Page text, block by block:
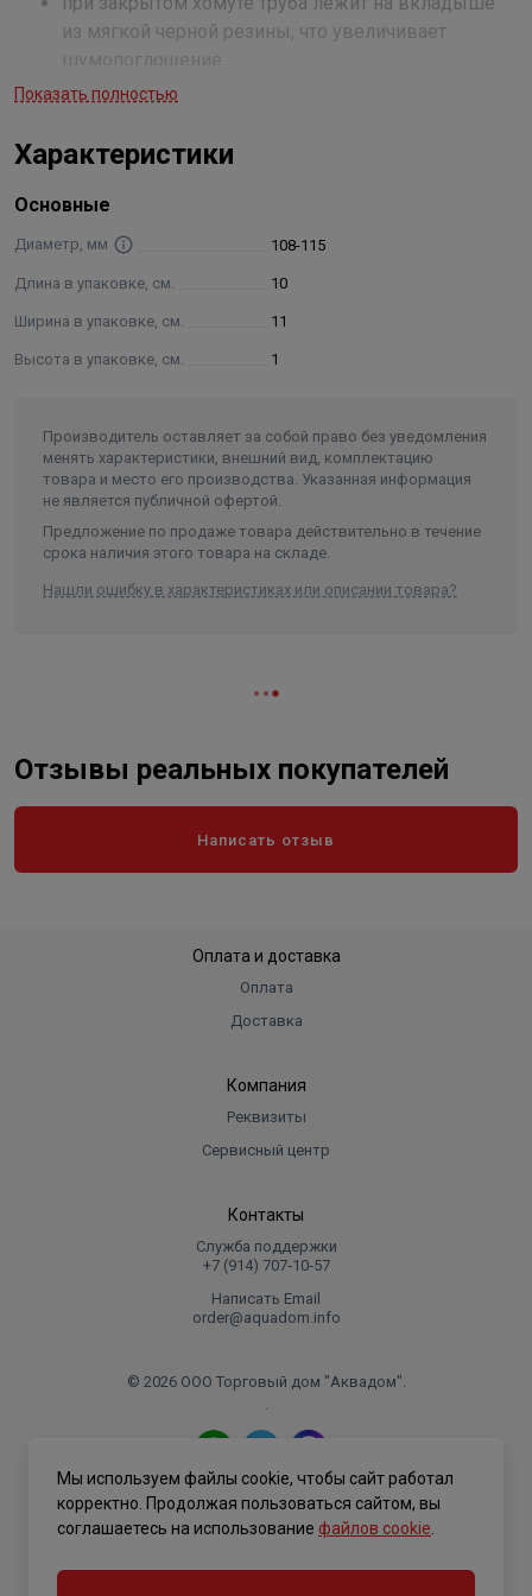
из мягкой черной резины, что увеличивает
шумопоглощение
материал: сталь
UltraProtect® 1000
подходит для монтажа внутри и снаружи зданий
мин. 1 000 часов в испытании соляным туманом
(макс. 5% красной ржавчины) согласно ISO 9227
термостойкость: -30 °C до +120 °C
шумопоглощающий вкладыш согласно DIN 4109
шумопоглощение согласно ISO 3822-1 до 23 дБ(А)
Показать полностью
Характеристики
Основные
Диаметр, мм 108-115
Длина в упаковке, см. 10
Ширина в упаковке, см. 11
Высота в упаковке, см. 1
Производитель оставляет за собой право без уведомления
менять характеристики, внешний вид, комплектацию
товара и место его производства. Указанная информация
не является публичной офертой.
Предложение по продаже товара действительно в течение
срока наличия этого товара на складе.
Нашли ошибку в характеристиках или описании товара?
Отзывы реальных покупателей
Написать отзыв
Оплата и доставка
Оплата
Доставка
Компания
Реквизиты
Сервисный центр
Контакты
Служба поддержки
+7 (914) 707‑10‑57
Написать Email
order@aquadom.info
© 2026 ООО Торговый дом "Аквадом".
.
Политика конфиденциальности
Мы используем файлы cookie, чтобы сайт работал
корректно. Продолжая пользоваться сайтом, вы
соглашаетесь на использование файлов cookie